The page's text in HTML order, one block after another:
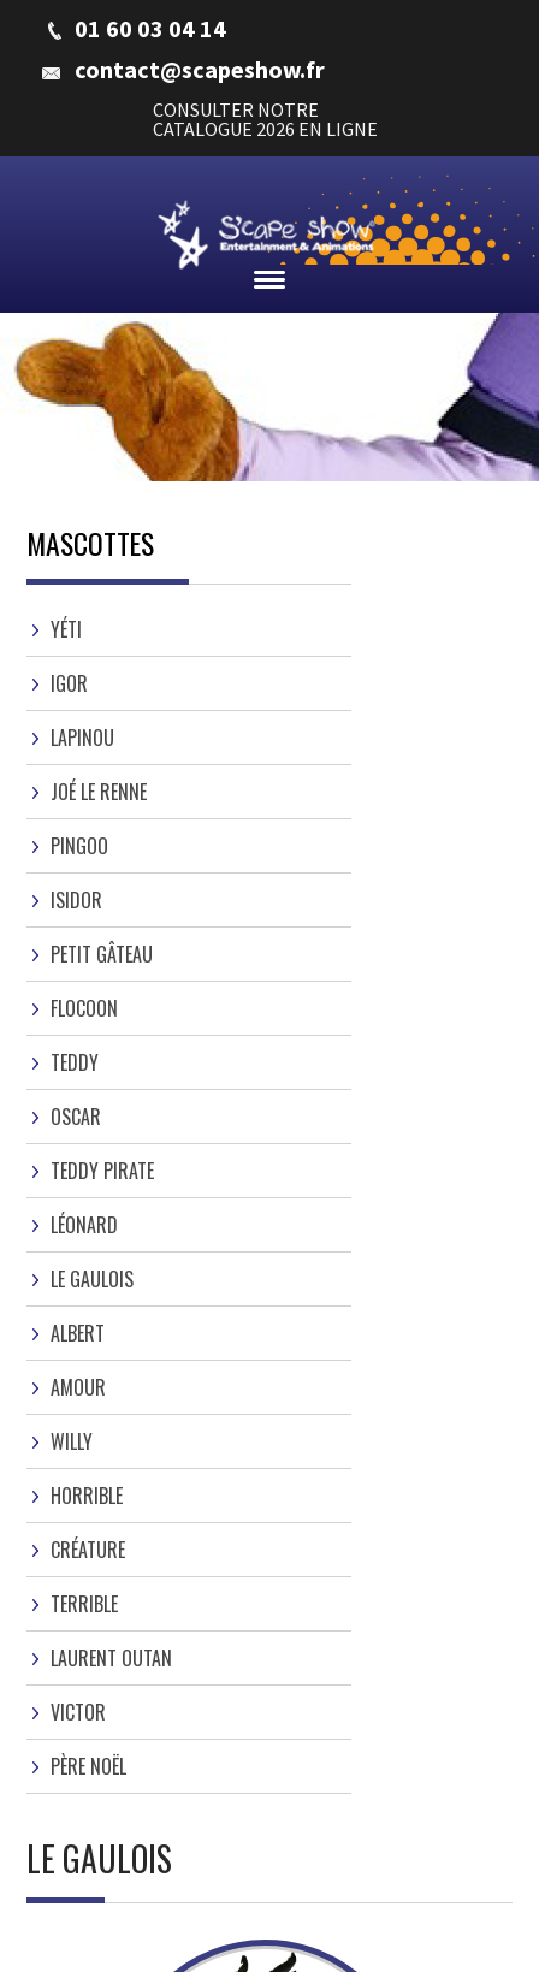
01 60 03 04 14
contact@scapeshow.fr
CONSULTER NOTRE
CATALOGUE 2026 EN LIGNE
MASCOTTES
YÉTI
IGOR
LAPINOU
JOÉ LE RENNE
PINGOO
ISIDOR
PETIT GÂTEAU
FLOCOON
TEDDY
OSCAR
TEDDY PIRATE
LÉONARD
LE GAULOIS
ALBERT
AMOUR
WILLY
HORRIBLE
CRÉATURE
TERRIBLE
LAURENT OUTAN
VICTOR
PÈRE NOËL
LE GAULOIS